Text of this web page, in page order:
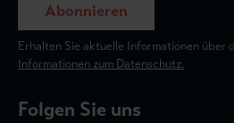
Abonnieren
Erhalten Sie aktuelle Informationen über
Informationen zum Datenschutz.
Folgen Sie uns